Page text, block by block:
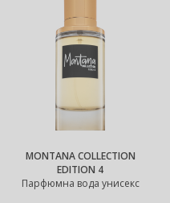
MONTANA COLLECTION
EDITION 4
Парфюмна вода унисекс